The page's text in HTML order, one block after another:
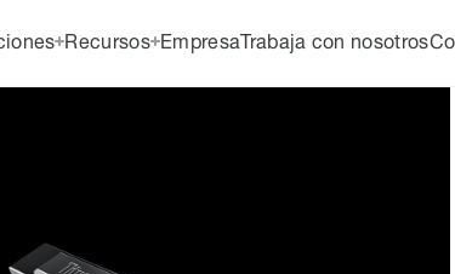
Recursos EmpresaTrabaja con nosotros